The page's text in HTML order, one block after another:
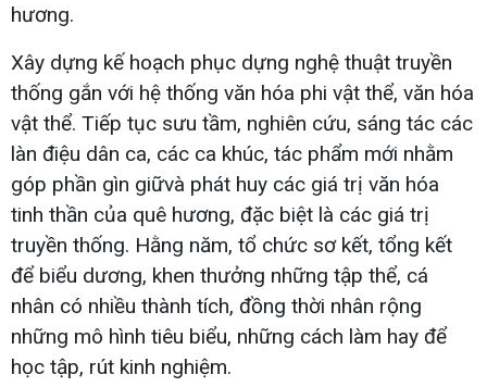
hương.
Xây dựng kế hoạch phục dựng nghệ thuật truyền
thống gắn với hệ thống văn hóa phi vật thể, văn hóa
vật thể. Tiếp tục sưu tầm, nghiên cứu, sáng tác các
làn điệu dân ca, các ca khúc, tác phẩm mới nhằm
góp phần gìn giữvà phát huy các giá trị văn hóa
tinh thần của quê hương, đặc biệt là các giá trị
truyền thống. Hằng năm, tổ chức sơ kết, tổng kết
để biểu dương, khen thưởng những tập thể, cá
nhân có nhiều thành tích, đồng thời nhân rộng
những mô hình tiêu biểu, những cách làm hay để
học tập, rút kinh nghiệm.